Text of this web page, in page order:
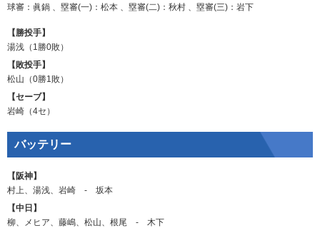
球審：眞鍋 、塁審(一)：松本 、塁審(二)：秋村 、塁審(三)：岩下
【勝投手】
湯浅 （1勝0敗）
【敗投手】
松山 （0勝1敗）
【セーブ】
岩崎 （4セ）
バッテリー
【阪神】
村上、 湯浅、 岩崎 ‐ 坂本
【中日】
柳、 メヒア、 藤嶋、 松山、 根尾 ‐ 木下